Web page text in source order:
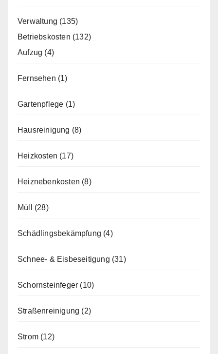
Verwaltung (135)
Betriebskosten (132)
Aufzug (4)
Fernsehen (1)
Gartenpflege (1)
Hausreinigung (8)
Heizkosten (17)
Heiznebenkosten (8)
Müll (28)
Schädlingsbekämpfung (4)
Schnee- & Eisbeseitigung (31)
Schornsteinfeger (10)
Straßenreinigung (2)
Strom (12)